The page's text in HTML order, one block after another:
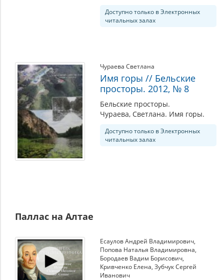
Доступно только в Электронных
читальных залах
Чураева Светлана
Имя горы // Бельские
просторы. 2012, № 8
Бельские просторы.
Чураева, Светлана. Имя горы.
Доступно только в Электронных
читальных залах
Паллас на Алтае
Есаулов Андрей Владимирович,
Попова Наталья Владимировна,
Бородаев Вадим Борисович,
Кривченко Елена, Зубчук Сергей
Иванович